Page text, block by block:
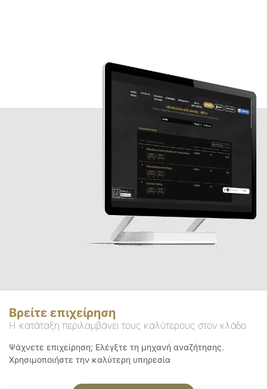
Βρείτε επιχείρηση
Η κατάταξη περιλαμβάνει τους καλύτερους στον κλάδο
Ψάχνετε επιχείρηση; Ελέγξτε τη μηχανή αναζήτησης.
Χρησιμοποιήστε την καλύτερη υπηρεσία